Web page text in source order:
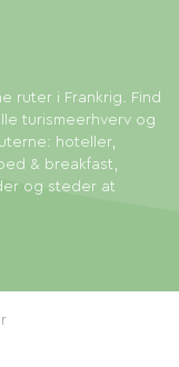
ruter i Frankrig. Find
turismeerhverv og
hoteller,
& breakfast,
og steder at